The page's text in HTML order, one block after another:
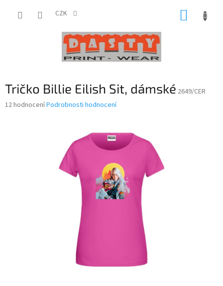
CZK
Tričko Billie Eilish Sit, dámské 2649/CER
Průměrné
12 hodnoceníPodrobnosti hodnocení